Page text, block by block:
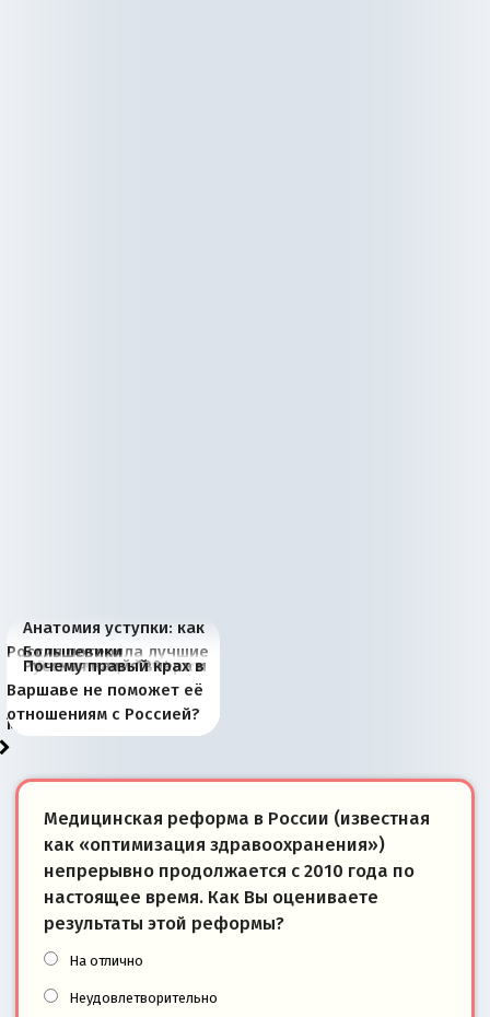
Анатомия уступки: как
Россия потеряла лучшие
рыбопромысловые
районы Баренцева
моря
Большевики
отличаются от «Яблока»
тем, что они -
победители
Киевская марионетка
Запада рассказала о
«переобувании» хозяев
В России назрели
перемены: 15 шагов к
суверенной экономике
Миграционный пожар
Европы
Россия начинает
сбрасывать балласт
Анкориджа
Россия зимой 1904
года: первые уступки во
внутренней политике
Русская нация вчера и
сегодня
Почему правый крах в
Варшаве не поможет её
отношениям с Россией?
Медицинская реформа в России (известная
как «оптимизация здравоохранения»)
непрерывно продолжается с 2010 года по
настоящее время. Как Вы оцениваете
результаты этой реформы?
На отлично
Неудовлетворительно